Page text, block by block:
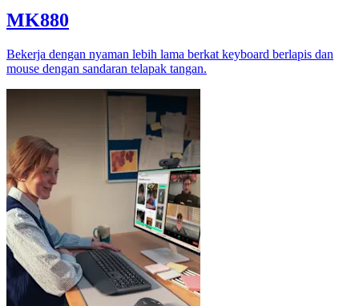
MK880
Bekerja dengan nyaman lebih lama berkat keyboard berlapis dan
mouse dengan sandaran telapak tangan.